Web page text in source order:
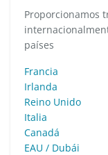
Proporcionamos
países
Francia
Irlanda
Reino Unido
Italia
Canadá
EAU / Dubái